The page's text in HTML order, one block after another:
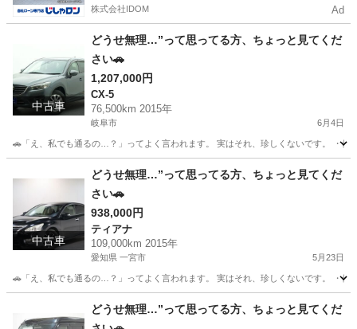
株式会社IDOM Ad
中古車
どうせ無理…”って思ってる方、ちょっと見てくだ
さい🚗
1,207,000円
CX-5
76,500km 2015年
岐阜市 6月4日
🚗「え、私でも通るの…？」ってよく言われます。 実はそれ、珍しくないです。 ・
CX-5
中古車
どうせ無理…”って思ってる方、ちょっと見てくだ
さい🚗
938,000円
ティアナ
109,000km 2015年
愛知県 一宮市 5月23日
🚗「え、私でも通るの…？」ってよく言われます。 実はそれ、珍しくないです。 ・
ティアナ
どうせ無理…”って思ってる方、ちょっと見てくだ